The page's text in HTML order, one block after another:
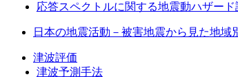
応答スペクトルに関する地震動ハザード
日本の地震活動－被害地震から見た地域
津波評価
津波予測手法